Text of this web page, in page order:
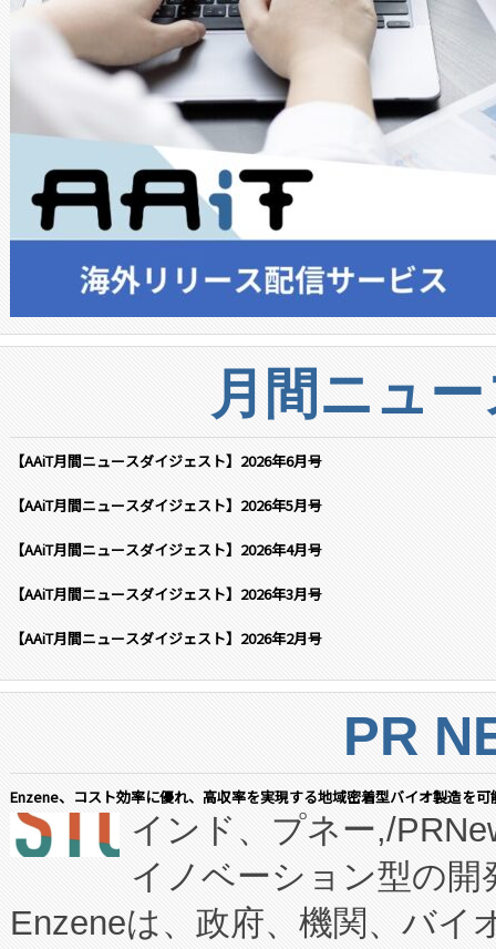
月間ニュ
【AAiT月間ニュースダイジェスト】2026年6月号
【AAiT月間ニュースダイジェスト】2026年5月号
【AAiT月間ニュースダイジェスト】2026年4月号
【AAiT月間ニュースダイジェスト】2026年3月号
【AAiT月間ニュースダイジェスト】2026年2月号
PR
Enzene、コスト効率に優れ、高収率を実現する地域密着型バイオ製造を
インド、プネー,/
イノベーション型の
Enzeneは、政府、機関、バイ